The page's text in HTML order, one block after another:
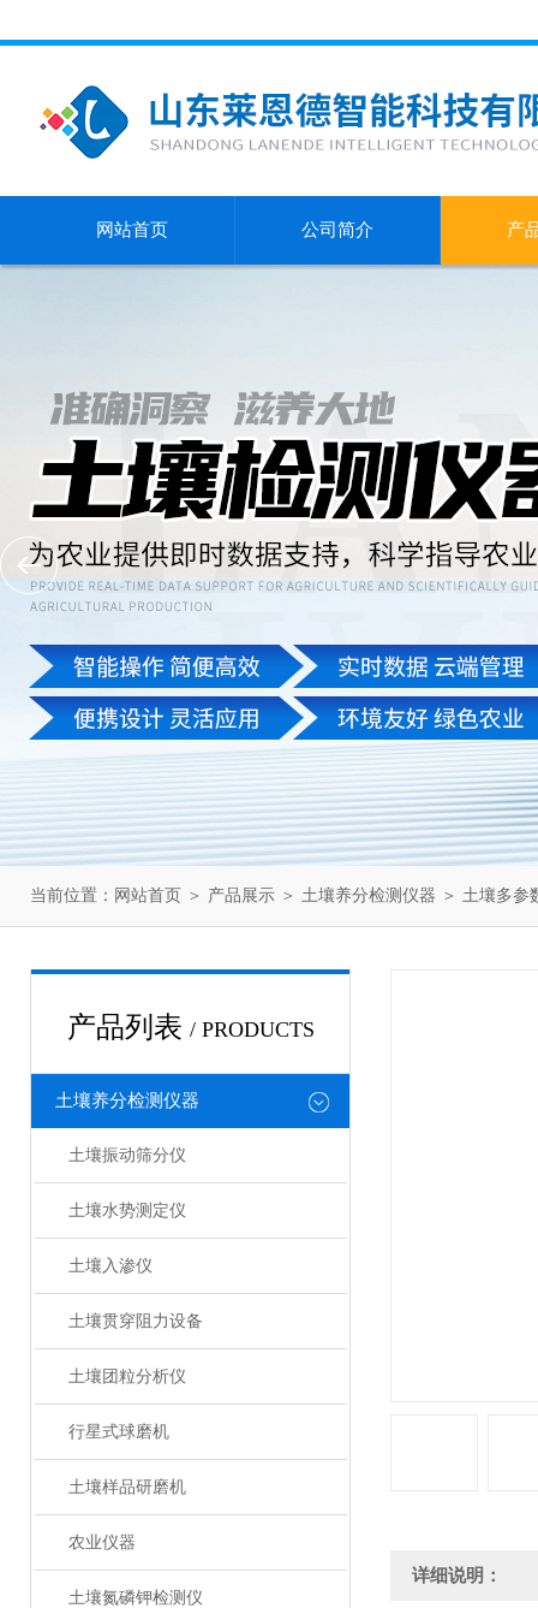
网站首页 公司简介 产
当前位置： 网站首页 ＞ 产品展示 ＞ 土壤养分检测仪器 ＞ 土壤多参
产品列表 / PRODUCTS
土壤养分检测仪器
土壤振动筛分仪
土壤水势测定仪
土壤入渗仪
土壤贯穿阻力设备
土壤团粒分析仪
行星式球磨机
土壤样品研磨机
农业仪器
土壤氮磷钾检测仪
详细说明：